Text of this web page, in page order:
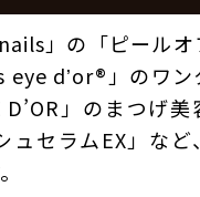
」の「ピールオ
eye dʼor®」のワン
D’OR」のまつげ
ュセラムEX」など